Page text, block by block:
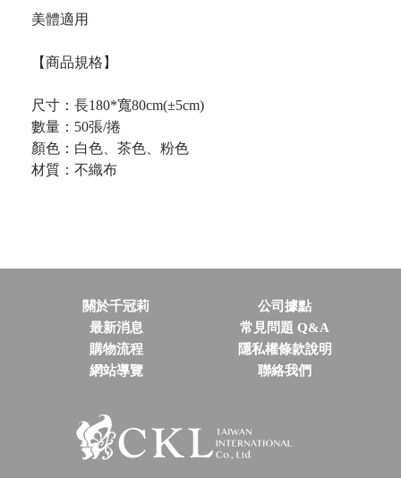
美體適用
【商品規格】
尺寸：長180*寬80cm(±5cm)
數量：50張/捲
顏色：白色、茶色、粉色
材質：不織布
關於千冠莉
公司據點
最新消息
常見問題 Q&A
購物流程
隱私權條款說明
網站導覽
聯絡我們